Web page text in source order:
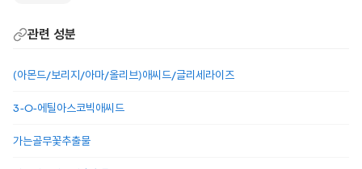
관련 성분
(아몬드/보리지/아마/올리브)애씨드/글리세라이즈
3-O-에틸아스코빅애씨드
가는골무꽃추출물